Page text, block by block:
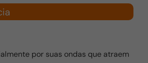
por suas ondas que atraem